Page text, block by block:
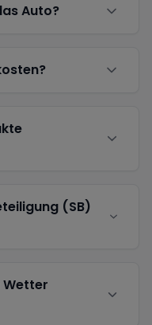
Auto?
(SB)
Wetter